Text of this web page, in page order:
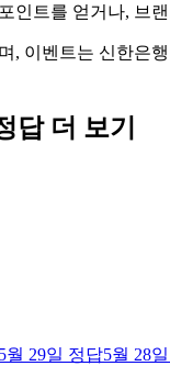
인트를 얻거나, 브
이벤트는 신한은
답 더 보기
5월 29일 정답5월 28일